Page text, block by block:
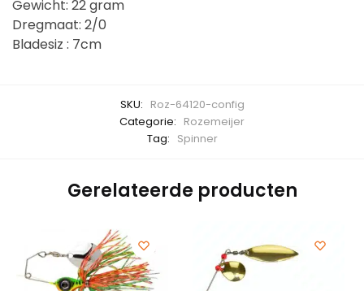
Gewicht: 22 gram
Dregmaat: 2/0
Bladesiz : 7cm
SKU: Roz-64120-config
Categorie: Rozemeijer
Tag: Spinner
Gerelateerde producten